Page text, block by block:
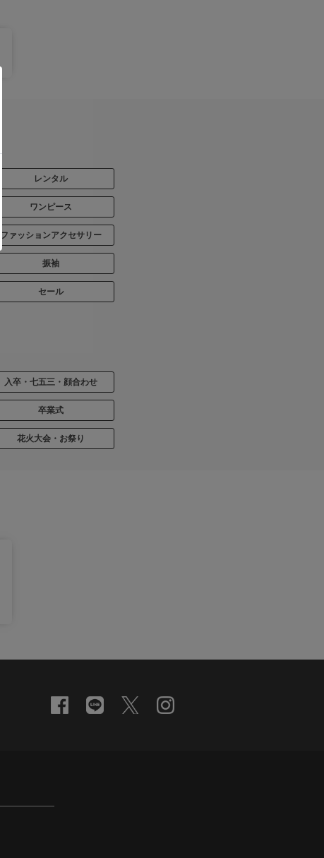
レンタル
ワンピース
ファッションアクセサリー
振袖
セール
入卒・七五三・顔合わせ
卒業式
花火大会・お祭り